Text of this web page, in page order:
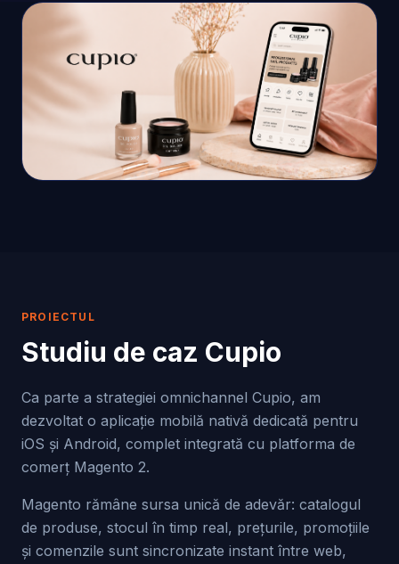
PROIECTUL
Studiu de caz Cupio
Ca parte a strategiei omnichannel Cupio, am
dezvoltat o aplicație mobilă nativă dedicată pentru
iOS și Android, complet integrată cu platforma de
comerț Magento 2.
Magento rămâne sursa unică de adevăr: catalogul
de produse, stocul în timp real, prețurile, promoțiile
și comenzile sunt sincronizate instant între web,